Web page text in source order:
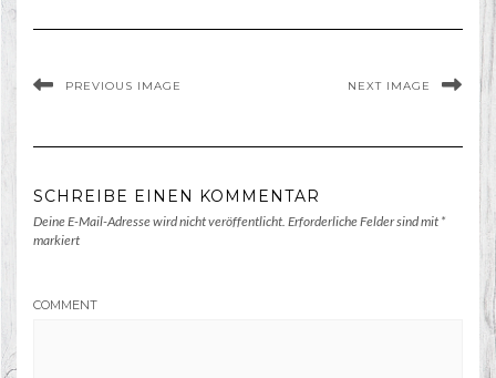
PREVIOUS IMAGE NEXT IMAGE
SCHREIBE EINEN KOMMENTAR
Deine E-Mail-Adresse wird nicht veröffentlicht. Erforderliche Felder sind mit *
markiert
COMMENT